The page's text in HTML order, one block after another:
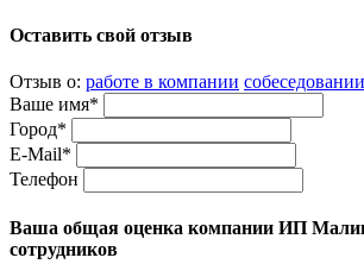
Оставить свой отзыв
Отзыв о: работе в компании
Ваше имя*
Город*
E-Mail*
Телефон
Ваша общая оценка компании ИП
сотрудников